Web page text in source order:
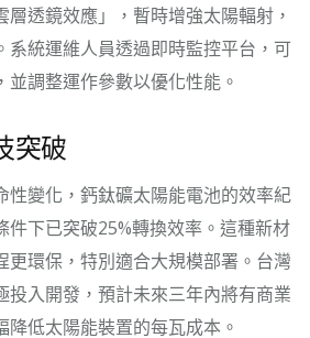
透鏡效應」，暫時增強太陽輻射，
系統運維人員透過即時監控平台，可
調整運作參數以優化性能。
突破
性變化，鈣鈦礦太陽能電池的效率紀
件下已突破25%轉換效率。這種新材
更環保，特別適合大規模部署。台灣
投入開發，預計未來三年內將有商業
低太陽能裝置的每瓦成本。